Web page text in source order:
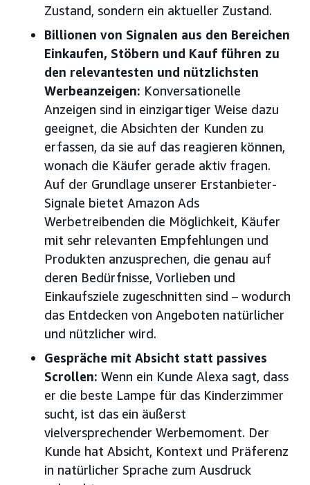
Zustand, sondern ein aktueller Zustand.
Billionen von Signalen aus den Bereichen
Einkaufen, Stöbern und Kauf führen zu
den relevantesten und nützlichsten
Werbeanzeigen: Konversationelle
Anzeigen sind in einzigartiger Weise dazu
geeignet, die Absichten der Kunden zu
erfassen, da sie auf das reagieren können,
wonach die Käufer gerade aktiv fragen.
Auf der Grundlage unserer Erstanbieter-
Signale bietet Amazon Ads
Werbetreibenden die Möglichkeit, Käufer
mit sehr relevanten Empfehlungen und
Produkten anzusprechen, die genau auf
deren Bedürfnisse, Vorlieben und
Einkaufsziele zugeschnitten sind – wodurch
das Entdecken von Angeboten natürlicher
und nützlicher wird.
Gespräche mit Absicht statt passives
Scrollen: Wenn ein Kunde Alexa sagt, dass
er die beste Lampe für das Kinderzimmer
sucht, ist das ein äußerst
vielversprechender Werbemoment. Der
Kunde hat Absicht, Kontext und Präferenz
in natürlicher Sprache zum Ausdruck